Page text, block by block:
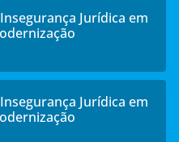
Jurídica em
Jurídica em